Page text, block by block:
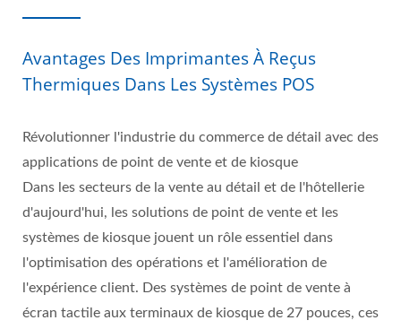
Avantages Des Imprimantes À Reçus
Thermiques Dans Les Systèmes POS
Révolutionner l'industrie du commerce de détail avec des
applications de point de vente et de kiosque
Dans les secteurs de la vente au détail et de l'hôtellerie
d'aujourd'hui, les solutions de point de vente et les
systèmes de kiosque jouent un rôle essentiel dans
l'optimisation des opérations et l'amélioration de
l'expérience client. Des systèmes de point de vente à
écran tactile aux terminaux de kiosque de 27 pouces, ces